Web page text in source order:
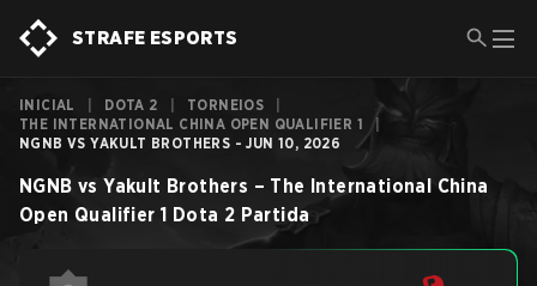
STRAFE ESPORTS
INICIAL DOTA 2 TORNEIOS
THE INTERNATIONAL CHINA OPEN QUALIFIER 1
|
NGNB VS YAKULT BROTHERS - JUN 10, 2026
NGNB vs Yakult Brothers – The International China
Open Qualifier 1 Dota 2 Partida